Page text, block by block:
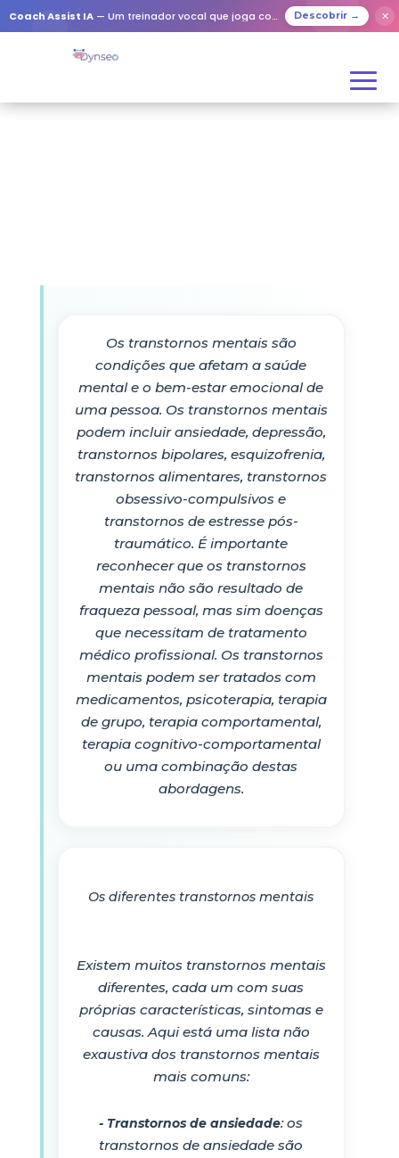
Coach Assist IA — Um treinador vocal que joga com os seus entes queridos Descobrir → ✕
Os transtornos mentais são
condições que afetam a saúde
mental e o bem-estar emocional de
uma pessoa. Os transtornos mentais
podem incluir ansiedade, depressão,
transtornos bipolares, esquizofrenia,
transtornos alimentares, transtornos
obsessivo-compulsivos e
transtornos de estresse pós-
traumático. É importante
reconhecer que os transtornos
mentais não são resultado de
fraqueza pessoal, mas sim doenças
que necessitam de tratamento
médico profissional. Os transtornos
mentais podem ser tratados com
medicamentos, psicoterapia, terapia
de grupo, terapia comportamental,
terapia cognitivo-comportamental
ou uma combinação destas
abordagens.
Os diferentes transtornos mentais
Existem muitos transtornos mentais
diferentes, cada um com suas
próprias características, sintomas e
causas. Aqui está uma lista não
exaustiva dos transtornos mentais
mais comuns:
- Transtornos de ansiedade: os
transtornos de ansiedade são